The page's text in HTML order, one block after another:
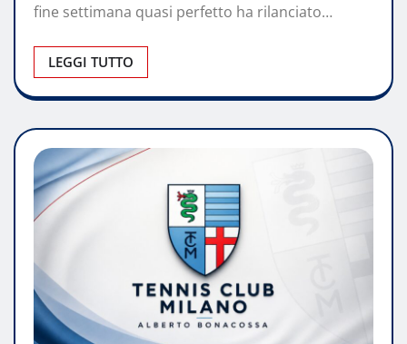
fine settimana quasi perfetto ha rilanciato…
LEGGI TUTTO